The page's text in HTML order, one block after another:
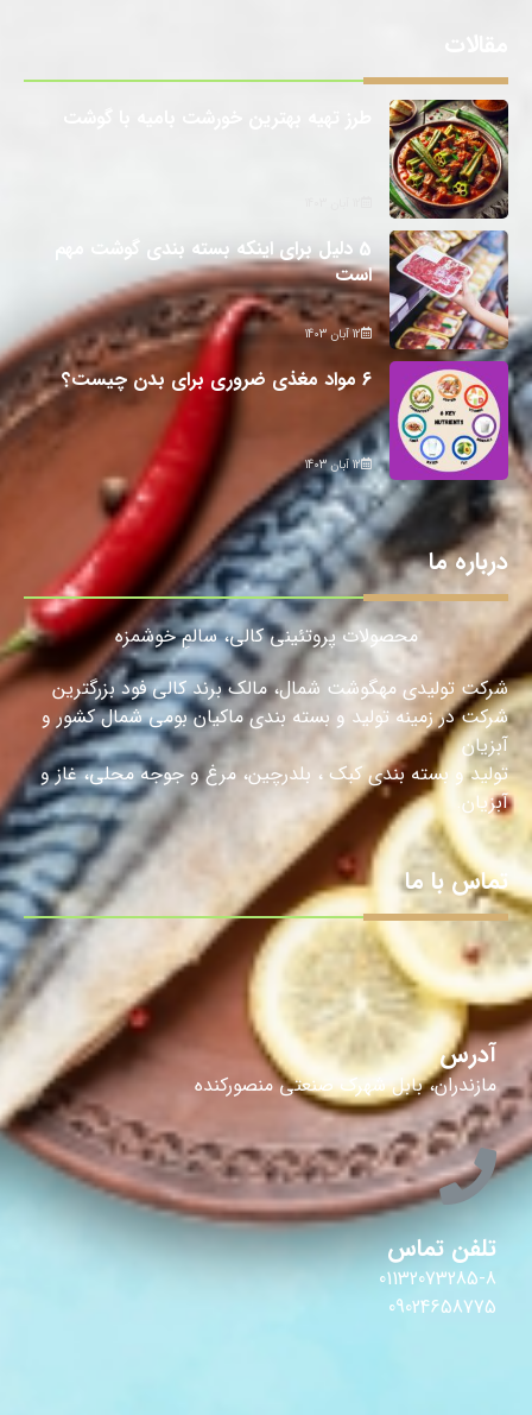
5 دلیل برای اینکه بسته بندی گوشت مهم
است
12 آبان 1403
6 مواد مغذی ضروری برای بدن چیست؟
12 آبان 1403
درباره ما
محصولات پروتئینی کالی، سالمِ خوشمزه
شرکت تولیدی مهگوشت شمال، مالک برند کالی فود بزرگترین
شرکت در زمینه تولید و بسته بندی ماکیان بومی شمال کشور و
آبزیان
تولید و بسته بندی کبک ، بلدرچین، مرغ و جوجه محلی، غاز و
آبزیان.
تماس با ما
آدرس
مازندران، بابل شهرک صنعتی منصورکنده
تلفن تماس
01132073285-8
09024658775